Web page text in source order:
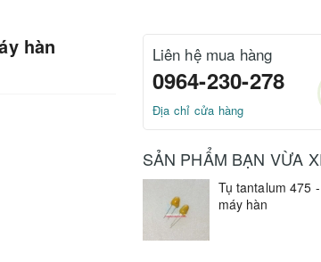
hàn Liên hệ mua hàng
0964-230-278
Địa chỉ cửa hàng
SẢN PHẨM BẠN VỪA
Tụ tantalum 475
máy hàn